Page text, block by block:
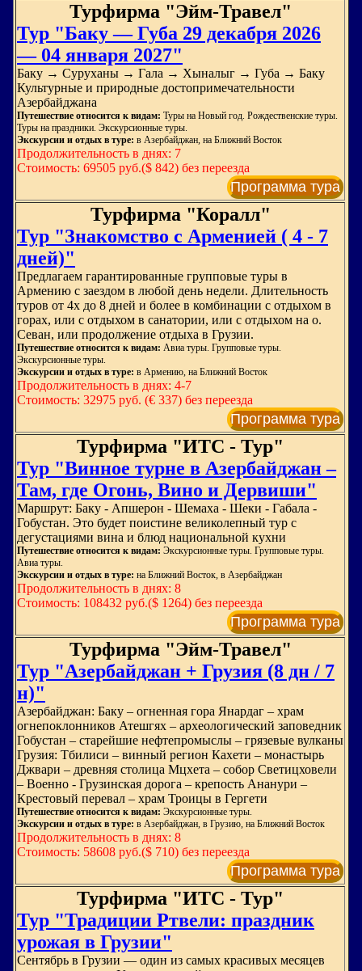
Турфирма "Эйм-Травел"
Тур "Баку — Губа 29 декабря 2026
— 04 января 2027"
Баку → Суруханы → Гала → Хыналыг → Губа → Баку
Культурные и природные достопримечательности
Азербайджана
Путешествие относится к видам: Туры на Новый год. Рождественские туры.
Туры на праздники. Экскурсионные туры.
Экскурсии и отдых в туре: в Азербайджан, на Ближний Восток
Продолжительность в днях: 7
Стоимость: 69505 руб.($ 842) без переезда
Программа тура
Турфирма "Коралл"
Тур "Знакомство с Арменией ( 4 - 7
дней)"
Предлагаем гарантированные групповые туры в
Армению с заездом в любой день недели. Длительность
туров от 4х до 8 дней и более в комбинации с отдыхом в
горах, или с отдыхом в санатории, или с отдыхом на о.
Севан, или продолжение отдыха в Грузии.
Путешествие относится к видам: Авиа туры. Групповые туры.
Экскурсионные туры.
Экскурсии и отдых в туре: в Армению, на Ближний Восток
Продолжительность в днях: 4-7
Стоимость: 32975 руб. (€ 337) без переезда
Программа тура
Турфирма "ИТС - Тур"
Тур "Винное турне в Азербайджан –
Там, где Огонь, Вино и Дервиши"
Маршрут: Баку - Апшерон - Шемаха - Шеки - Габала -
Гобустан. Это будет поистине великолепный тур с
дегустациями вина и блюд национальной кухни
Путешествие относится к видам: Экскурсионные туры. Групповые туры.
Авиа туры.
Экскурсии и отдых в туре: на Ближний Восток, в Азербайджан
Продолжительность в днях: 8
Стоимость: 108432 руб.($ 1264) без переезда
Программа тура
Турфирма "Эйм-Травел"
Тур "Азербайджан + Грузия (8 дн / 7
н)"
Азербайджан: Баку – огненная гора Янардаг – храм
огнепоклонников Атешгях – археологический заповедник
Гобустан – старейшие нефтепромыслы – грязевые вулканы
Грузия: Тбилиси – винный регион Кахети – монастырь
Джвари – древняя столица Мцхета – собор Светицховели
– Военно - Грузинская дорога – крепость Ананури –
Крестовый перевал – храм Троицы в Гергети
Путешествие относится к видам: Экскурсионные туры.
Экскурсии и отдых в туре: в Азербайджан, в Грузию, на Ближний Восток
Продолжительность в днях: 8
Стоимость: 58608 руб.($ 710) без переезда
Программа тура
Турфирма "ИТС - Тур"
Тур "Традиции Ртвели: праздник
урожая в Грузии"
Сентябрь в Грузии — один из самых красивых месяцев